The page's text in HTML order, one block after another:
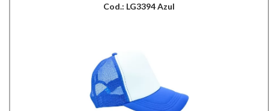
Cod.: LG3394 Azul